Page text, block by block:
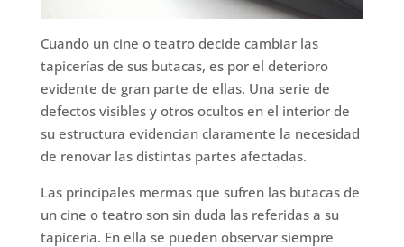
Cuando un cine o teatro decide cambiar las
tapicerías de sus butacas, es por el deterioro
evidente de gran parte de ellas. Una serie de
defectos visibles y otros ocultos en el interior de
su estructura evidencian claramente la necesidad
de renovar las distintas partes afectadas.
Las principales mermas que sufren las butacas de
un cine o teatro son sin duda las referidas a su
tapicería. En ella se pueden observar siempre